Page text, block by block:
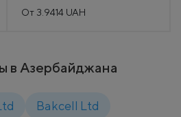
От 3.9414 UAH
в Азербайджана
Bakcell Ltd